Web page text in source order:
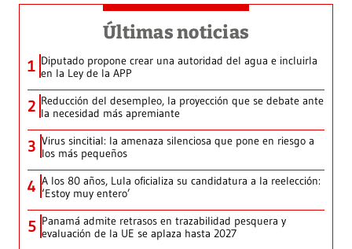
Últimas noticias
1 Diputado propone crear una autoridad del agua e incluirla
en la Ley de la APP
2 Reducción del desempleo, la proyección que se debate ante
la necesidad más apremiante
3 Virus sincitial: la amenaza silenciosa que pone en riesgo a
los más pequeños
4 A los 80 años, Lula oficializa su candidatura a la reelección:
‘Estoy muy entero’
5 Panamá admite retrasos en trazabilidad pesquera y
evaluación de la UE se aplaza hasta 2027